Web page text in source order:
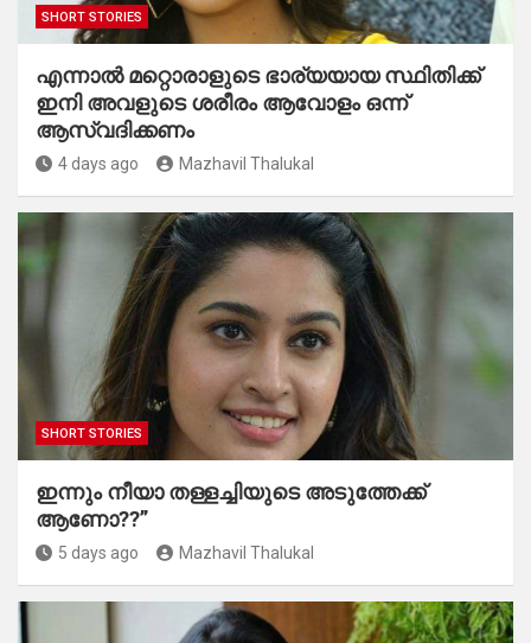
SHORT STORIES
എന്നാൽ മറ്റൊരാളുടെ ഭാര്യയായ സ്ഥിതിക്ക്
ഇനി അവളുടെ ശരീരം ആവോളം ഒന്ന്
ആസ്വദിക്കണം
4 days ago Mazhavil Thalukal
SHORT STORIES
ഇന്നും നീയാ തള്ളച്ചിയുടെ അടുത്തേക്ക്
ആണോ??”
5 days ago Mazhavil Thalukal